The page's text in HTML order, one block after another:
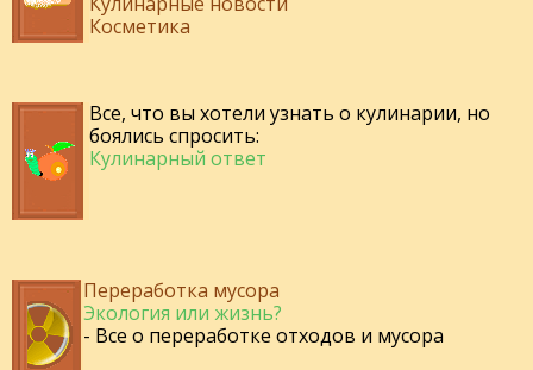
Косметика
Все, что вы хотели узнать о кулинарии, но
боялись спросить:
Кулинарный ответ
Переработка мусора
Экология или жизнь?
- Все о переработке отходов и мусора